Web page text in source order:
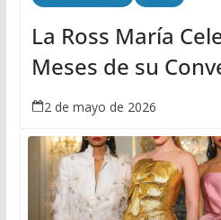
La Ross María
Meses de su
Cristianismo: "La
2 de mayo de 2026